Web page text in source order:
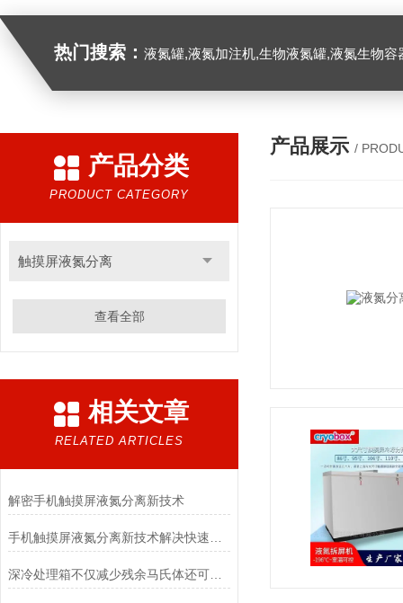
热门搜索： 液氮罐,液氮加注机,生物液氮罐,液氮生物容器,
产品分类
PRODUCT CATEGORY
触摸屏液氮分离
查看全部
相关文章
RELATED ARTICLES
解密手机触摸屏液氮分离新技术
深冷处理箱不仅减少残余马氏体还可以析出碳化物颗粒
产品展示 /